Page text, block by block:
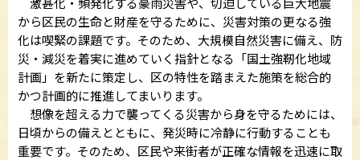
から区民の生命と財産を守るために、災害対策の更なる強
化は喫緊の課題です。そのため、大規模自然災害に備え、防
災・減災を着実に進めていく指針となる「国土強靭化地域
計画」を新たに策定し、区の特性を踏まえた施策を総合的
かつ計画的に推進してまいります。
想像を超える力で襲ってくる災害から身を守るためには、
日頃からの備えとともに、発災時に冷静に行動することも
重要です。そのため、区民や来街者が正確な情報を迅速に取